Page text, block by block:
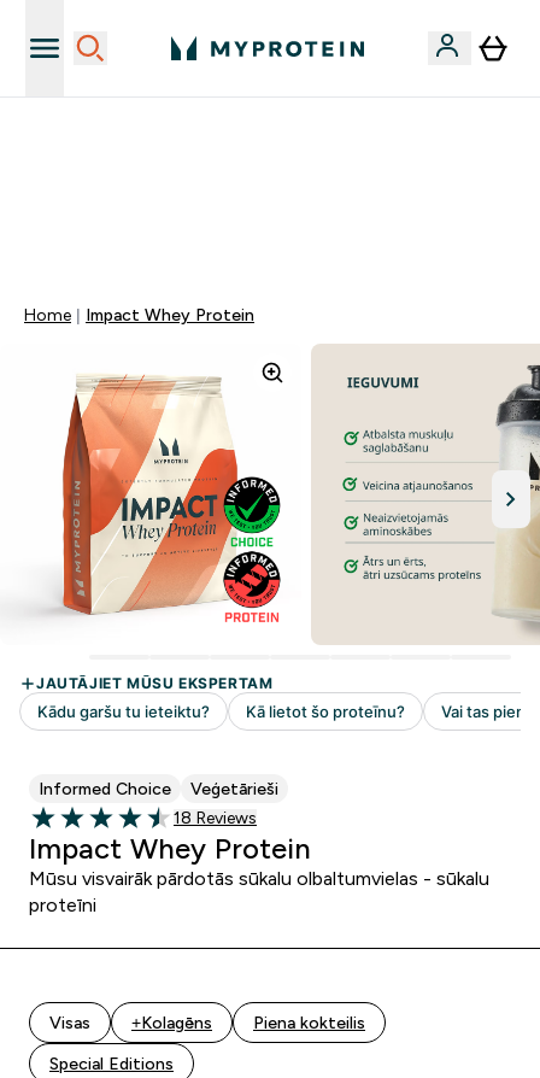
Home Impact Whey Protein
Informed Choice Veģetārieši
4.5 out of 5 stars
18 customer reviews
18 Reviews
Impact Whey Protein
Mūsu visvairāk pārdotās sūkalu olbaltumvielas - sūkalu
proteīni
Visas +Kolagēns Piena kokteilis
Special Editions